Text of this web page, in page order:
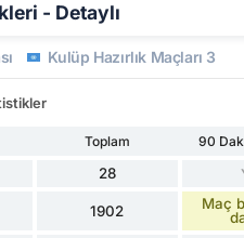
- Detaylı
Kulüp Hazırlık Maçları 3
Toplam 90
28
1902
Maç